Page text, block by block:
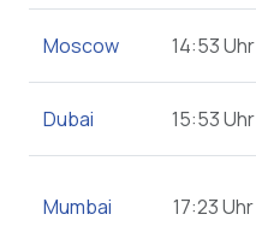
Moscow 14:53 Uhr
Dubai 15:53 Uhr
Mumbai 17:23 Uhr